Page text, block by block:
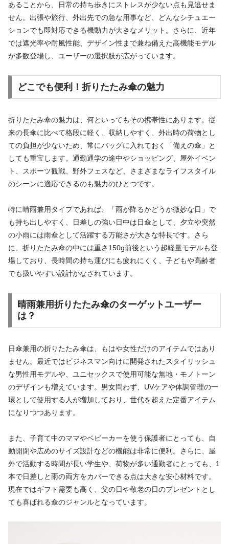
あることから、日常の持ち歩きにストレスが少ない点も見逃せま
せん。出張や旅行、外出先での急な用事など、どんなシチュエー
ションでも即対応できる機動力が大きなメリット。さらに、近年
では遮光率や耐風性能、デザイン性まで兼ね備えた高機能モデル
が多数登場し、ユーザーの選択肢が広がっています。
どこでも便利！折りたたみ傘の魅力
折りたたみ傘の魅力は、何といってもその携帯性にあります。従
来の長傘に比べて格段に軽く、収納しやすく、外出時の荷物とし
ての負担が少ないため、常にバッグに入れておく「備えの傘」と
しても重宝します。通勤通学の途中やショッピング、屋外イベン
ト、スポーツ観戦、野外フェスなど、さまざまなライフスタイル
のシーンに適応できるのも魅力のひとつです。
特に晴雨兼用タイプであれば、「雨が降るかどうか微妙な日」で
も持ち出しやすく、日差しの強い日中は日傘として、夕立や突然
の小雨には雨傘として活躍する万能さが大きな特長です。さら
に、折りたたみ傘の中には重さ150g前後という超軽量モデルも登
場しており、長時間の持ち運びにも疲れにくく、子どもや高齢者
でも扱いやすい設計がなされています。
晴雨兼用折りたたみ傘のターゲットユーザー
は？
日傘兼用の折りたたみ傘は、もはや女性だけのアイテムではあり
ません。最近ではビジネスマン向けに開発されたスタイリッシュ
な男性用モデルや、ユニセックスで使用可能な無地・モノトーン
のデザインも増えています。男女問わず、UVケアや体調管理の一
環として使用する人が増加しており、世代を超えた定番アイテム
になりつつあります。
また、子育て中のママやベビーカーを使う保護者にとっても、自
動開閉や広めのサイズ設計などの機能は非常に便利。さらに、屋
外で活動する時間が長い学生や、荷物が多い通勤者にとっても、1
本で日差しと雨の両方をカバーできる点は大きな安心材料です。
現在ではギフト需要も高く、父の日や敬老の日のプレゼントとし
ても喜ばれる傘のジャンルとなっています。